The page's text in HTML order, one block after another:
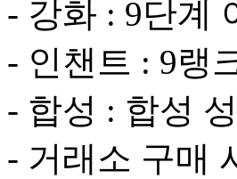
- 강화 : 9단계
- 인챈트 : 9랭
- 합성 : 합성
- 거래소 구매